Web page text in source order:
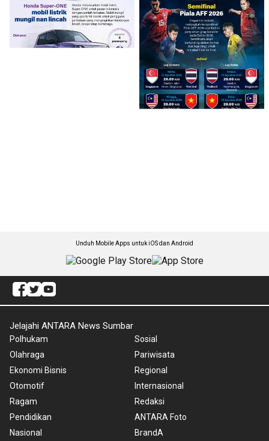
Unduh Mobile Apps untuk iOS dan Android
Jelajahi ANTARA News Sumbar
Polhukam
Olahraga
Ekonomi Bisnis
Otomotif
Ragam
Pendidikan
Nasional
Sosial
Pariwisata
Regional
Internasional
Redaksi
ANTARA Foto
BrandA